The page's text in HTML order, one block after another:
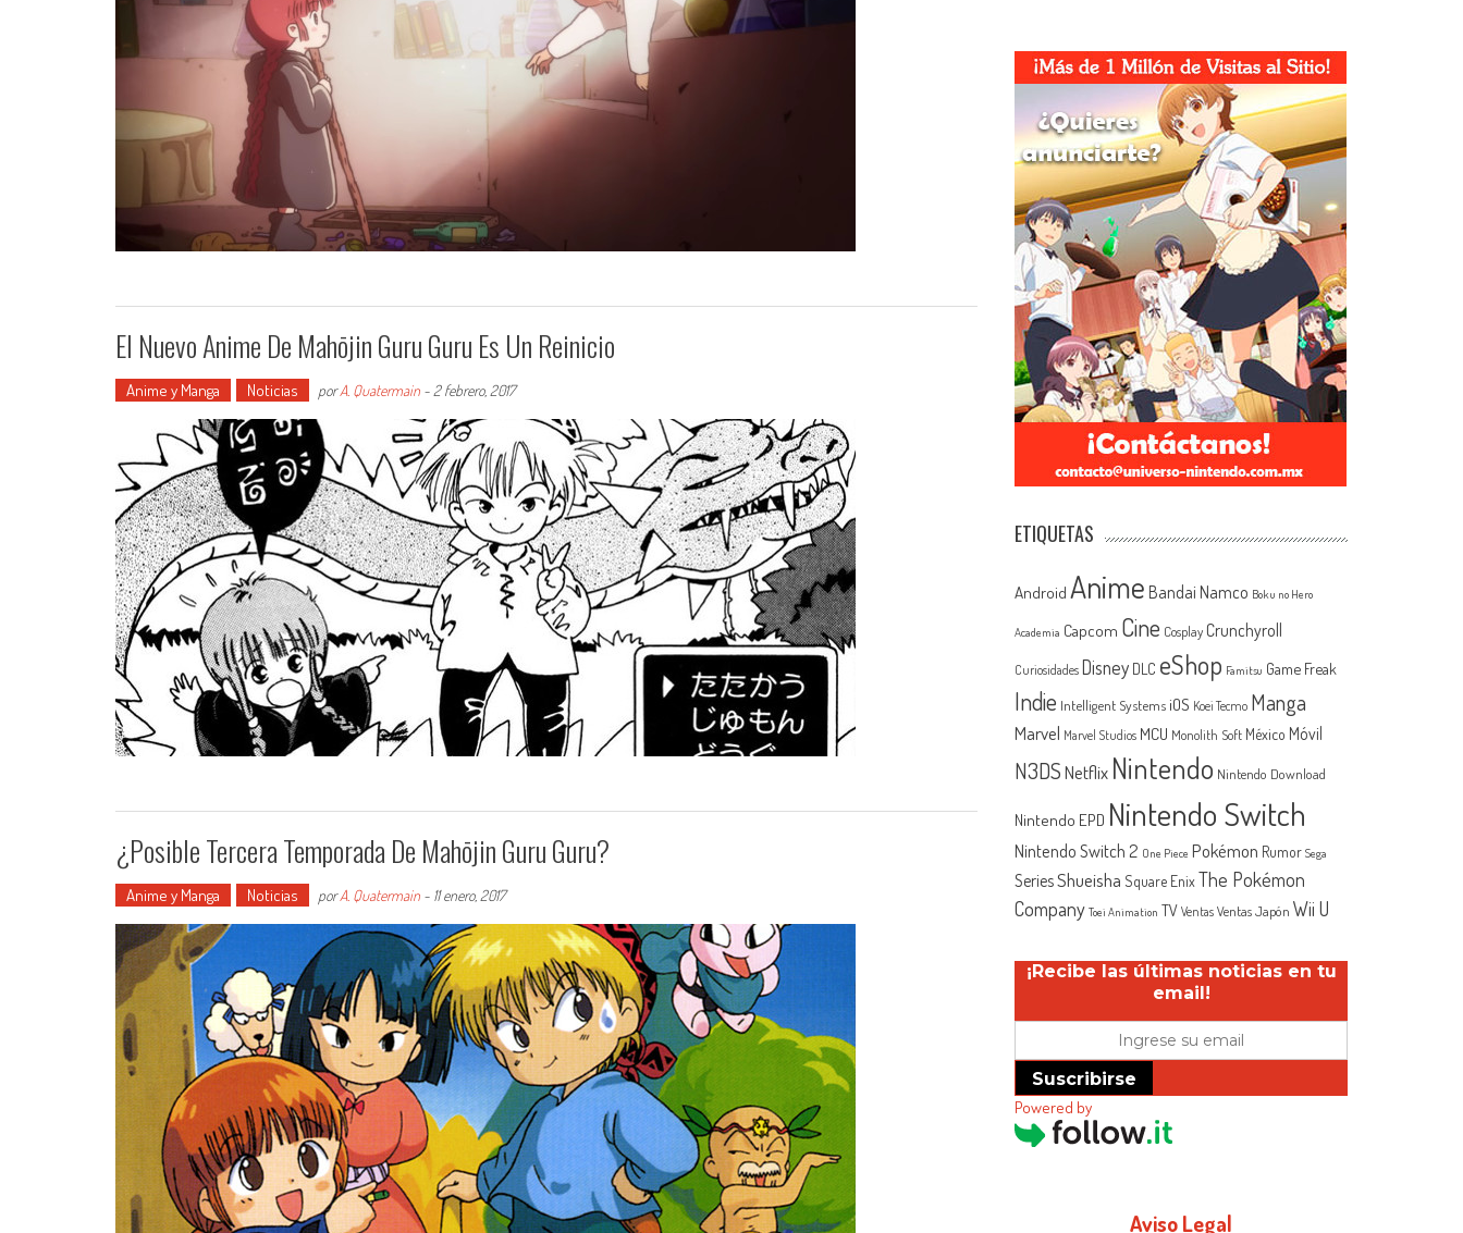
El Nuevo Anime De Mahōjin Guru Guru Es Un Reinicio
Anime y Manga Noticias porA. Quatermain - 2 febrero, 2017
¿Posible Tercera Temporada De Mahōjin Guru Guru?
Anime y Manga Noticias porA. Quatermain - 11 enero, 2017
ETIQUETAS
Android Anime Bandai Namco Boku no Hero
Academia Capcom Cine Cosplay Crunchyroll
Curiosidades Disney DLC eShop Famitsu Game Freak
Indie Intelligent Systems iOS Koei Tecmo Manga
Marvel Marvel Studios MCU Monolith Soft México Móvil
N3DSNetflix Nintendo Nintendo Download
Nintendo EPD Nintendo Switch
Nintendo Switch 2 One Piece Pokémon Rumor Sega
SeriesShueisha Square EnixThe Pokémon
Company Toei Animation TV Ventas Ventas Japón Wii U
¡Recibe las últimas noticias en tu
email!
Suscribirse
Powered by
Aviso Legal